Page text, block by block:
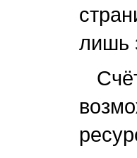
лишь